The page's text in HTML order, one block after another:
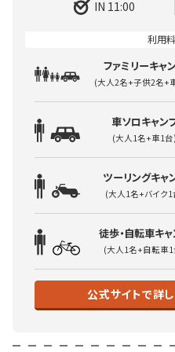
IN 11:00
ファミリーキャ
(大人2名+子供2名+
車ソロキャン
(大人1名+車1台)
ツーリングキャ
(大人1名+バイク1
徒歩・自転車キャ
(大人1名+自転車1
公式サイトで詳